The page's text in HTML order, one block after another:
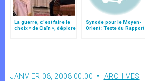
La guerre, c’est faire le
choix « de Caïn », déplore
Synode pour le Moyen-
Orient : Texte du Rapport
JANVIER 08, 2008 00:00 ARCHIVES